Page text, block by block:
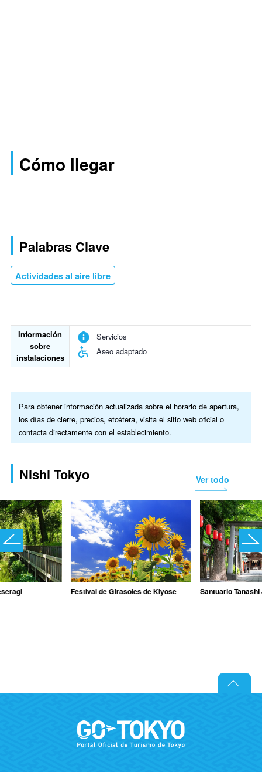
Cómo llegar
Palabras Clave
Actividades al aire libre
Información
sobre
instalaciones
Servicios
Aseo adaptado
Para obtener información actualizada sobre el horario de apertura,
los días de cierre, precios, etcétera, visita el sitio web oficial o
contacta directamente con el establecimiento.
Nishi Tokyo Ver todo
Festival de Girasoles de Kiyose Santuario Tanashi